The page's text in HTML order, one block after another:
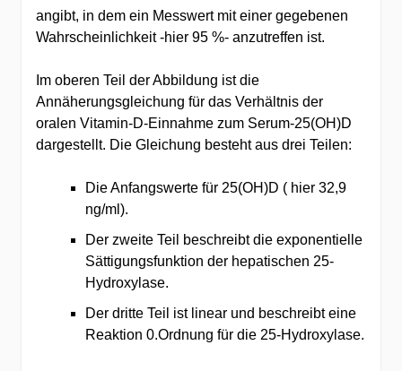
angibt, in dem ein Messwert mit einer gegebenen
Wahrscheinlichkeit -hier 95 %- anzutreffen ist.
Im oberen Teil der Abbildung ist die
Annäherungsgleichung für das Verhältnis der
oralen Vitamin-D-Einnahme zum Serum-25(OH)D
dargestellt. Die Gleichung besteht aus drei Teilen:
Die Anfangswerte für 25(OH)D ( hier 32,9
ng/ml).
Der zweite Teil beschreibt die exponentielle
Sättigungsfunktion der hepatischen 25-
Hydroxylase.
Der dritte Teil ist linear und beschreibt eine
Reaktion 0.Ordnung für die 25-Hydroxylase.